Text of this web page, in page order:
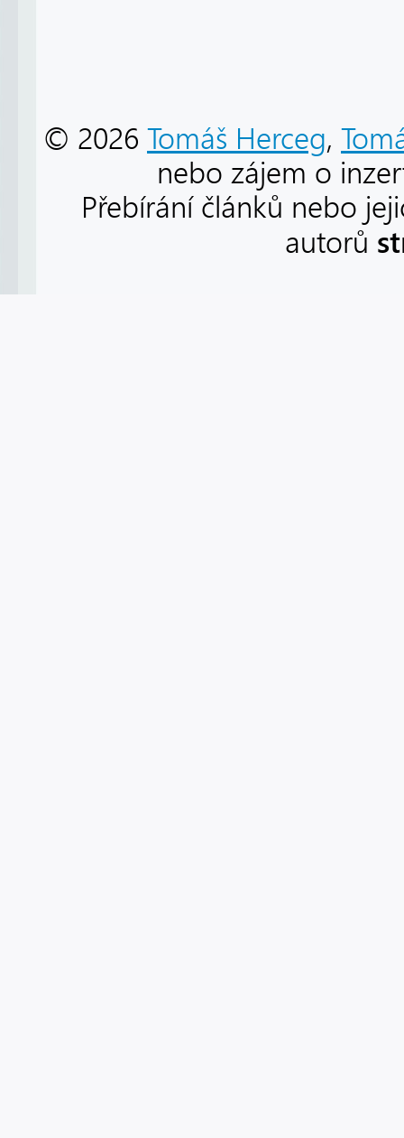
© 2026 Tomáš Herceg,
nebo zájem o
Přebírání článků nebo
autorů